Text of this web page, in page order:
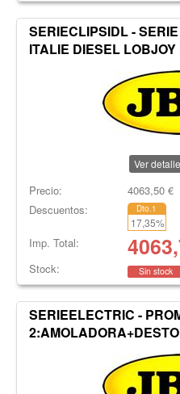
SERIECLIPSIDL -
ITALIE DIESEL
Ver
Precio: 4063,50€
Descuentos:
Dto.1
17,35%
Imp. Total:
Stock: Sin stock
SERIEELECTRIC -